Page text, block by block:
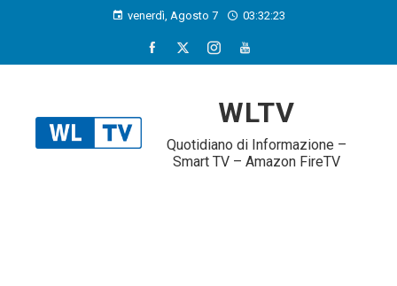
venerdì, Agosto 7 03:32:24
WLTV
Quotidiano di Informazione –
Smart TV – Amazon FireTV